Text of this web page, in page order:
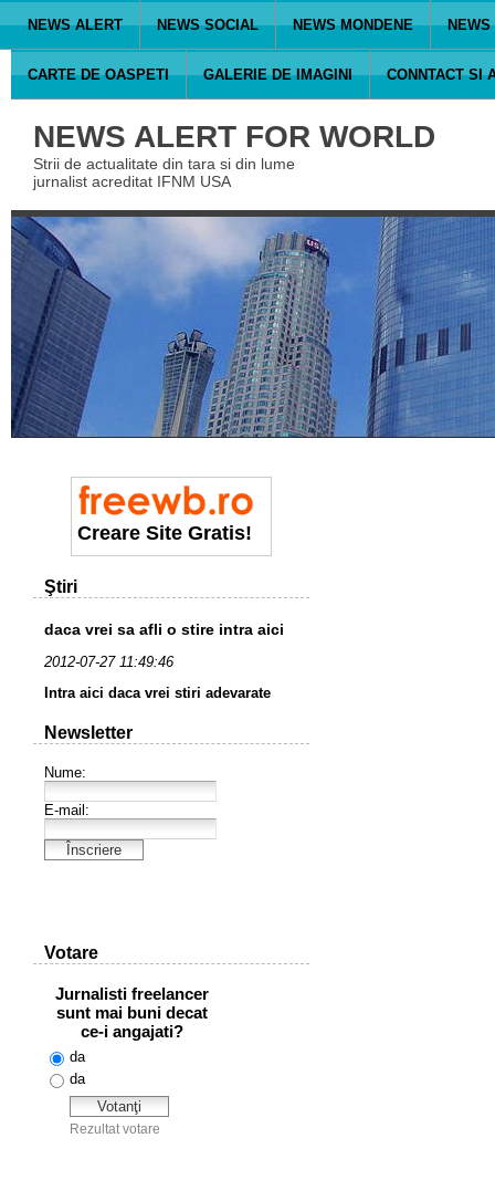
NEWS ALERT NEWS SOCIAL NEWS MONDENE NEWS
CARTE DE OASPETI GALERIE DE IMAGINI CONNTACT SI
NEWS ALERT FOR WORLD
Strii de actualitate din tara si din lume
jurnalist acreditat IFNM USA
Creare Site Gratis!
Ştiri
daca vrei sa afli o stire intra aici
2012-07-27 11:49:46
Intra aici daca vrei stiri adevarate
Newsletter
Votare